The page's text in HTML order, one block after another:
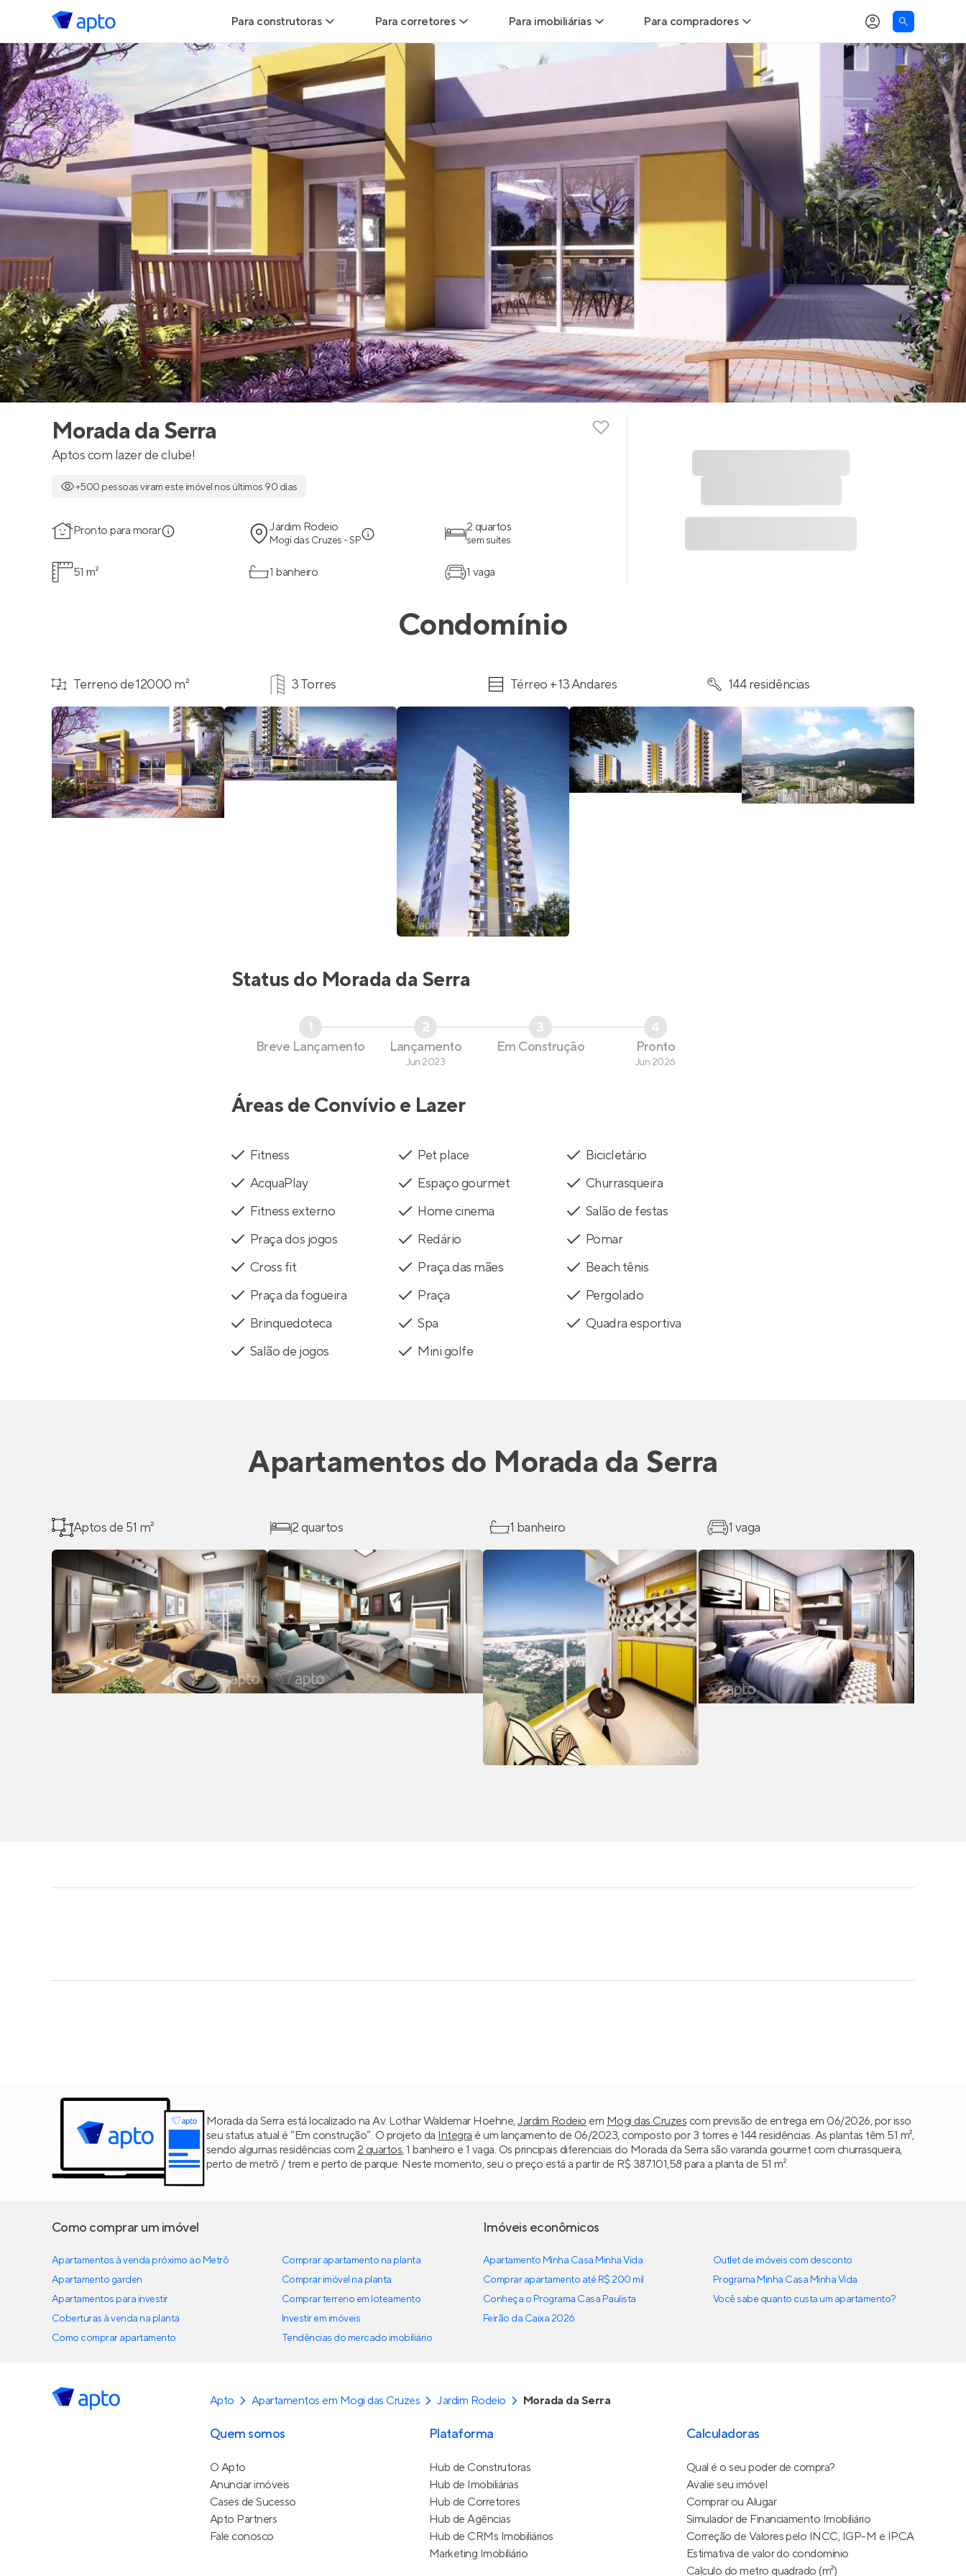
Para construtoras
Geração de Leads
Geração de Visitas
Geração de Vendas
Maiores Construtoras
Parcerias Imobiliárias
Anunciar Imóveis
Para corretores
Leads para Corretores
Parcerias imobiliárias
Hub de Corretores
Para imobiliárias
Leads para Imobiliárias
Hub de imobiliárias
Anunciar imóveis
Para compradores
Buscar um imóvel novo
Calcule seu Poder de Compra
Comprar x Alugar
Correção do INCC
Simulador de Financiamento
Encontre um corretor
Morada da Serra
Aptos com lazer de clube!
+500 pessoas viram este imóvel nos últimos 90 dias
Pronto para morar Jardim Rodeio
Mogi das Cruzes - SP
2 quartos
sem suítes
51 m² 1 banheiro 1 vaga
Condomínio
Terreno de 12000 m² 3 Torres Térreo + 13 Andares 144 residências
Status do Morada da Serra
1
Breve Lançamento
2
Lançamento
Jun 2023
3
Em Construção
4
Pronto
Jun 2026
Áreas de Convívio e Lazer
Fitness Pet place
Bicicletário
AcquaPlay
Espaço gourmet
Churrasqueira
Fitness externo
Home cinema
Salão de festas
Praça dos jogos
Redário
Pomar
Cross fit
Praça das mães
Beach tênis
Praça da fogueira
Praça
Pergolado
Brinquedoteca
Spa
Quadra esportiva
Salão de jogos
Mini golfe
Apartamentos do Morada da Serra
Aptos de 51 m² 2 quartos 1 banheiro 1 vaga
Morada da Serra está localizado na Av. Lothar Waldemar Hoehne,Jardim Rodeio em Mogi das Cruzes com previsão de entrega em 06/2026, por isso
seu status atual é “Em construção”. O projeto da Integra é um lançamento de 06/2023, composto por 3 torres e 144 residências. As plantas têm 51 m²,
sendo algumas residências com 2 quartos, 1 banheiro e 1 vaga. Os principais diferenciais do Morada da Serra são varanda gourmet com churrasqueira,
perto de metrô / trem e perto de parque. Neste momento, seu o preço está a partir de R$ 387.101,58 para a planta de 51 m².
Como comprar um imóvel
Apartamentos à venda próximo ao Metrô
Apartamento garden
Apartamentos para investir
Coberturas à venda na planta
Como comprar apartamento
Comprar apartamento na planta
Comprar imóvel na planta
Comprar terreno em loteamento
Investir em imóveis
Tendências do mercado imobiliário
Imóveis econômicos
Apartamento Minha Casa Minha Vida
Comprar apartamento até R$ 200 mil
Conheça o Programa Casa Paulista
Feirão da Caixa 2026
Outlet de imóveis com desconto
Programa Minha Casa Minha Vida
Você sabe quanto custa um apartamento?
Apto Apartamentos em Mogi das Cruzes Jardim Rodeio Morada da Serra
Quem somos
O Apto
Anunciar imóveis
Cases de Sucesso
Apto Partners
Fale conosco
Plataforma
Hub de Construtoras
Hub de Imobiliárias
Hub de Corretores
Hub de Agências
Hub de CRMs Imobiliários
Marketing Imobiliário
Calculadoras
Qual é o seu poder de compra?
Avalie seu imóvel
Comprar ou Alugar
Simulador de Financiamento Imobiliário
Correção de Valores pelo INCC, IGP-M e IPCA
Estimativa de valor do condomínio
Calculo do metro quadrado (m²)